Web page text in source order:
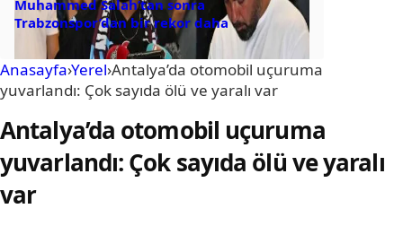
Muhammed Salah’tan sonra
Trabzonspor’dan bir rekor daha
Anasayfa›Yerel›Antalya’da otomobil uçuruma
yuvarlandı: Çok sayıda ölü ve yaralı var
Antalya’da otomobil uçuruma
yuvarlandı: Çok sayıda ölü ve yaralı
var